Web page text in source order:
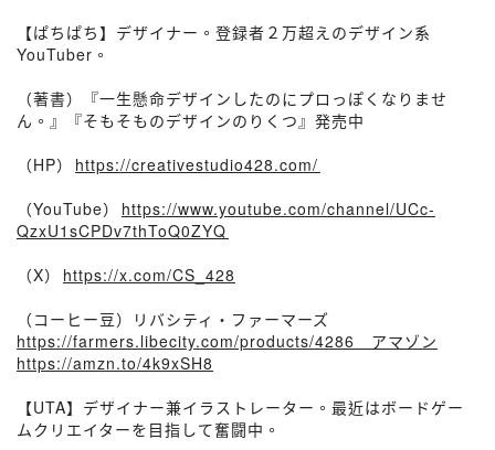
【ぱちぱち】デザイナー。登録者２万超えのデザイン系
YouTuber。
（著書）『一生懸命デザインしたのにプロっぽくなりませ
ん。』『そもそものデザインのりくつ』発売中
（HP）⁠⁠ https://creativestudio428.com/⁠⁠
（YouTube）⁠⁠ https://www.youtube.com/channel/UCc-
QzxU1sCPDv7thToQ0ZYQ⁠⁠
（X）⁠⁠ https://x.com/CS_428
（コーヒー豆）リバシティ・ファーマーズ
https://farmers.libecity.com/products/4286 アマゾン
https://amzn.to/4k9xSH8
【UTA】デザイナー兼イラストレーター。最近はボードゲー
ムクリエイターを目指して奮闘中。